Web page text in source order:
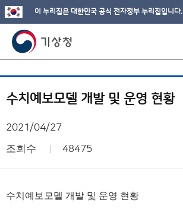
이 누리집은 대한민국 공식 전자정부 누리집입니다.
수치예보모델 개발 및 운영 현황
2021/04/27
조회수 48475
수치예보모델 개발 및 운영 현황